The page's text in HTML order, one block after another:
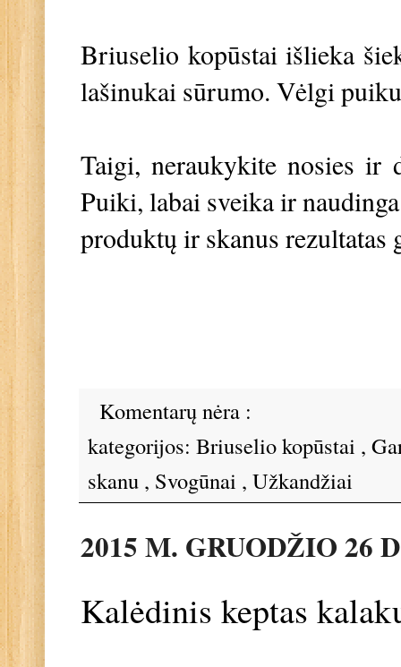
Briuselio kopūstai išlieka
lašinukai sūrumo. Vėlgi
Taigi, neraukykite nosies ir
Puiki, labai sveika ir
produktų ir skanus rezultatas
Komentarų nėra :
kategorijos: Briuselio kopūstai ,
skanu , Svogūnai , Užkandžiai
2015 M. GRUODŽIO 26
Kalėdinis keptas